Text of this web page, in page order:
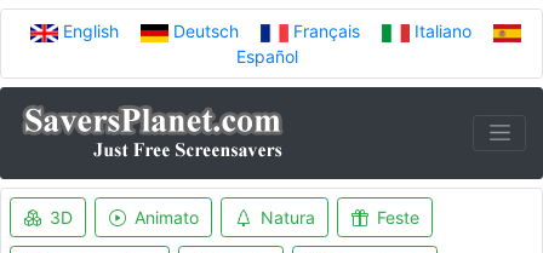
English Deutsch Français
Italiano
Español
3D Animato Natura Feste